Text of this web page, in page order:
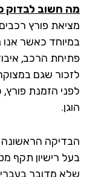
חשוב לבדוק
פורץ רכבים
כאשר אנו
הרכב, איבוד
שגם במצוקה,
הזמנת פורץ, כדי
הראשונה
רישיון תקף מטעם
מדובר בעבריין